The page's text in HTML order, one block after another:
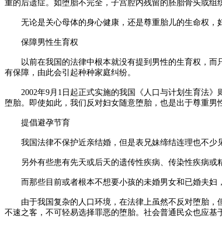
重的后遗症。如堕胎不完全，子宫腔内残留的胚胎骨头或组
无论是关心母体的身心健康，还是尊重胎儿的生命权，
保障男性生育权
以前在我国的法律中根本就没有提到男性的生育权，而
有保障，由此会引起种种家庭纠纷。
2002年9月1日起正式实施的我国《人口与计划生育法》
堕胎。即使如此，我们反对妇女随意堕胎，也是出于尊重男
提倡避孕节育
我国法律不保护近亲结婚，但是表兄妹缔结连理也不少见
另外有些患有先天或后天的遗传性疾病、传染性疾病或精
而那些目前或者根本不想要小孩的未婚男女和已婚夫妇
由于我国复杂的人口环境，在法律上虽然不反对堕胎，
不速之客，不可轻易选择罪恶的堕胎。社会普通民众也应基